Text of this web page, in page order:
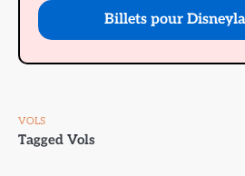
Billets pour
VOLS
Tagged Vols